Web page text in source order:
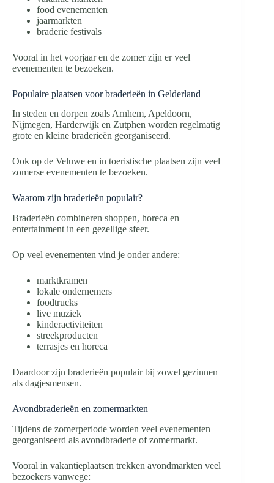
food evenementen
jaarmarkten
braderie festivals
Vooral in het voorjaar en de zomer zijn er veel
evenementen te bezoeken.
Populaire plaatsen voor braderieën in Gelderland
In steden en dorpen zoals Arnhem, Apeldoorn,
Nijmegen, Harderwijk en Zutphen worden regelmatig
grote en kleine braderieën georganiseerd.
Ook op de Veluwe en in toeristische plaatsen zijn veel
zomerse evenementen te bezoeken.
Waarom zijn braderieën populair?
Braderieën combineren shoppen, horeca en
entertainment in een gezellige sfeer.
Op veel evenementen vind je onder andere:
marktkramen
lokale ondernemers
foodtrucks
live muziek
kinderactiviteiten
streekproducten
terrasjes en horeca
Daardoor zijn braderieën populair bij zowel gezinnen
als dagjesmensen.
Avondbraderieën en zomermarkten
Tijdens de zomerperiode worden veel evenementen
georganiseerd als avondbraderie of zomermarkt.
Vooral in vakantieplaatsen trekken avondmarkten veel
bezoekers vanwege: